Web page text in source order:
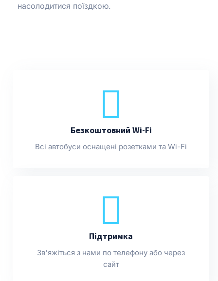
насолодитися поїздкою.
Безкоштовний Wi-Fi
Всі автобуси оснащені розетками та Wi-Fi
Підтримка
Зв'яжіться з нами по телефону або через
сайт